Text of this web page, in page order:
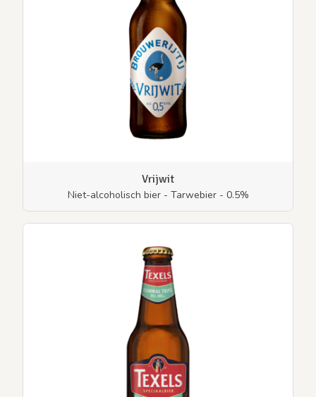
Vrijwit
Niet-alcoholisch bier - Tarwebier - 0.5%